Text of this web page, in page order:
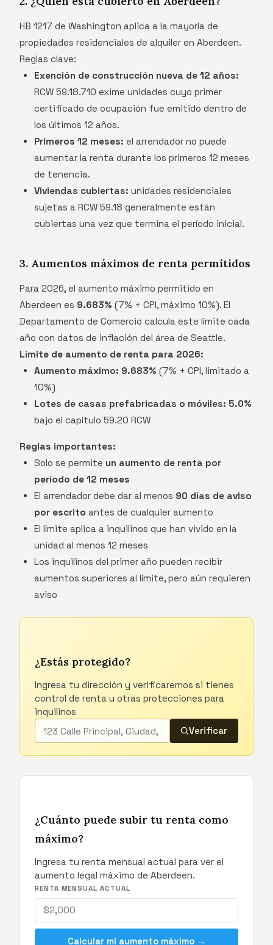
HB 1217 de Washington aplica a la mayoría de
propiedades residenciales de alquiler en Aberdeen.
Reglas clave:
Exención de construcción nueva de 12 años:
RCW 59.18.710 exime unidades cuyo primer
certificado de ocupación fue emitido dentro de
los últimos 12 años.
Primeros 12 meses: el arrendador no puede
aumentar la renta durante los primeros 12 meses
de tenencia.
Viviendas cubiertas: unidades residenciales
sujetas a RCW 59.18 generalmente están
cubiertas una vez que termina el período inicial.
3. Aumentos máximos de renta permitidos
Para 2026, el aumento máximo permitido en
Aberdeen es 9.683% (7% + CPI, máximo 10%). El
Departamento de Comercio calcula este límite cada
año con datos de inflación del área de Seattle.
Límite de aumento de renta para 2026:
Aumento máximo: 9.683% (7% + CPI, limitado a
10%)
Lotes de casas prefabricadas o móviles: 5.0%
bajo el capítulo 59.20 RCW
Reglas importantes:
Solo se permite un aumento de renta por
período de 12 meses
El arrendador debe dar al menos 90 días de aviso
por escrito antes de cualquier aumento
El límite aplica a inquilinos que han vivido en la
unidad al menos 12 meses
Los inquilinos del primer año pueden recibir
aumentos superiores al límite, pero aún requieren
aviso
¿Estás protegido?
Ingresa tu dirección y verificaremos si tienes
control de renta u otras protecciones para
inquilinos
Verificar
¿Cuánto puede subir tu renta como
máximo?
Ingresa tu renta mensual actual para ver el
aumento legal máximo de Aberdeen.
RENTA MENSUAL ACTUAL
Calcular mi aumento máximo →